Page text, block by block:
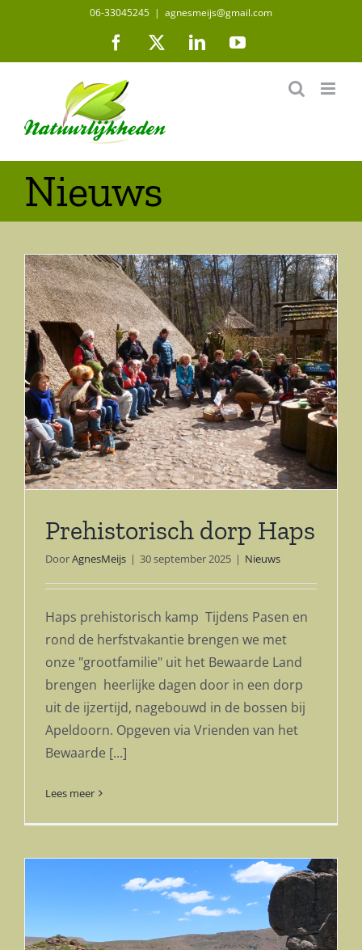
06-33045245 | agnesmeijs@gmail.com
Facebook LinkedInYouTube
Nieuws
Prehistorisch dorp Haps
DoorAgnesMeijs | 30 september 2025 | Nieuws
Haps prehistorisch kamp Tijdens Pasen en
rond de herfstvakantie brengen we met
onze "grootfamilie" uit het Bewaarde Land
brengen heerlijke dagen door in een dorp
uit de ijzertijd, nagebouwd in de bossen bij
Apeldoorn. Opgeven via Vrienden van het
Bewaarde [...]
Lees meer